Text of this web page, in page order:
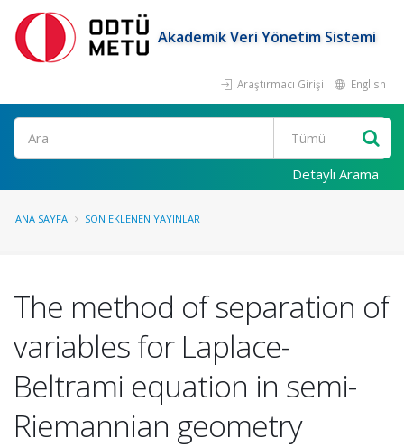
Akademik Veri Yönetim Sistemi
Araştırmacı Girişi English
Ara
Detaylı Arama
ANA SAYFA SON EKLENEN YAYINLAR
The method of separation of
variables for Laplace-
Beltrami equation in semi-
Riemannian geometry